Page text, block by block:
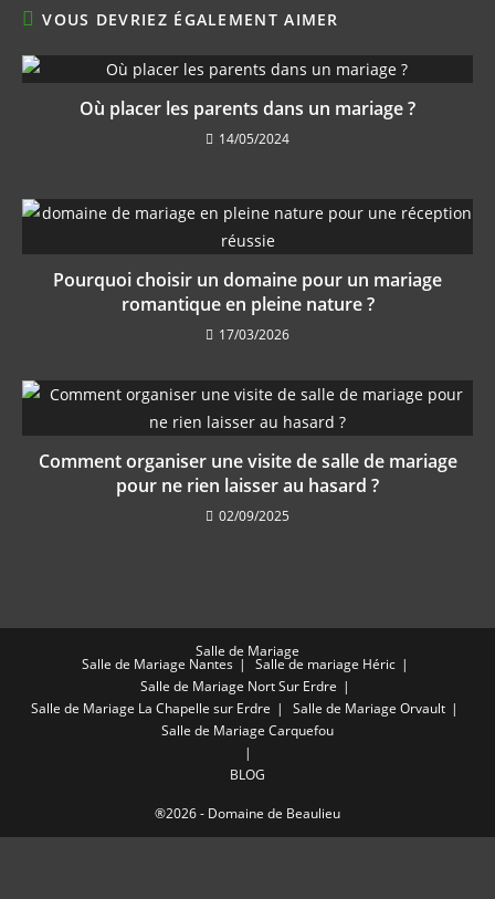
VOUS DEVRIEZ ÉGALEMENT AIMER
Où placer les parents dans un mariage ?
14/05/2024
Pourquoi choisir un domaine pour un mariage
romantique en pleine nature ?
17/03/2026
Comment organiser une visite de salle de mariage
pour ne rien laisser au hasard ?
02/09/2025
Salle de Mariage
Salle de Mariage Nantes
Salle de mariage Héric
Salle de Mariage Nort Sur Erdre
Salle de Mariage La Chapelle sur Erdre
Salle de Mariage Orvault
Salle de Mariage Carquefou
BLOG
®2026 - Domaine de Beaulieu